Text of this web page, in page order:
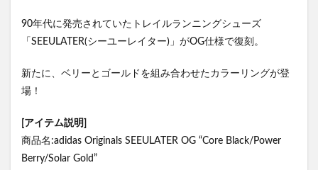
90年代に発売されていたトレイルランニングシューズ
「SEEULATER(シーユーレイター)」がOG仕様で復刻。
新たに、ベリーとゴールドを組み合わせたカラーリングが登
場！
[アイテム説明]
商品名:adidas Originals SEEULATER OG “Core Black/Power
Berry/Solar Gold”